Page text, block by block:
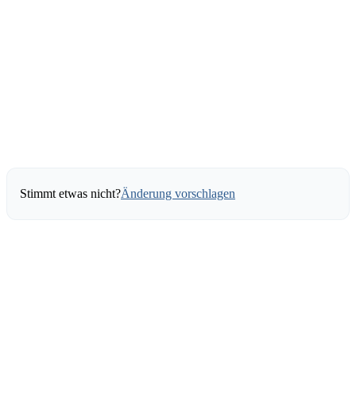
Stimmt etwas nicht?Änderung vorschlagen